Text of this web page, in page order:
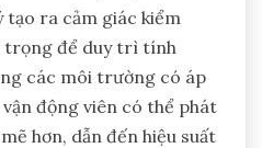
tạo ra cảm giác kiểm
trọng để duy trì tính
các môi trường có áp
động viên có thể phát
hơn, dẫn đến hiệu suất